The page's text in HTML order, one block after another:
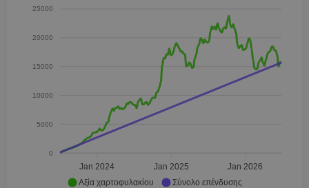
25000
20000
15000
10000
5000
0
Jan 2024 Jan 2025 Jan 2026
Αξία χαρτοφυλακίου Σύνολο επένδυσης